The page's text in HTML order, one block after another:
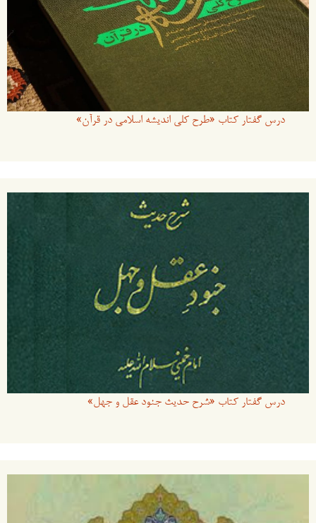
درس گفتار کتاب «طرح کلی اندیشه اسلامی در قرآن»
درس گفتار کتاب «شرح حدیث جنود عقل و جهل»